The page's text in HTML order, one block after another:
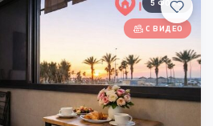
5 ФОТО
С ВИДЕО